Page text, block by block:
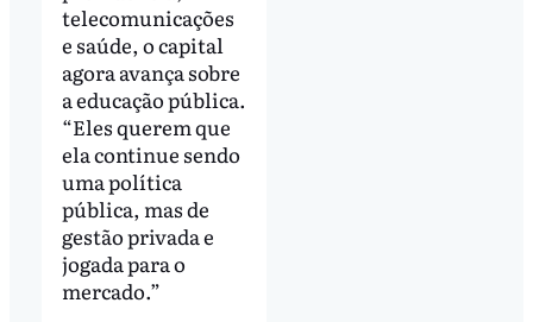
telecomunicações
e saúde, o capital
agora avança sobre
a educação pública.
“Eles querem que
ela continue sendo
uma política
pública, mas de
gestão privada e
jogada para o
mercado.”